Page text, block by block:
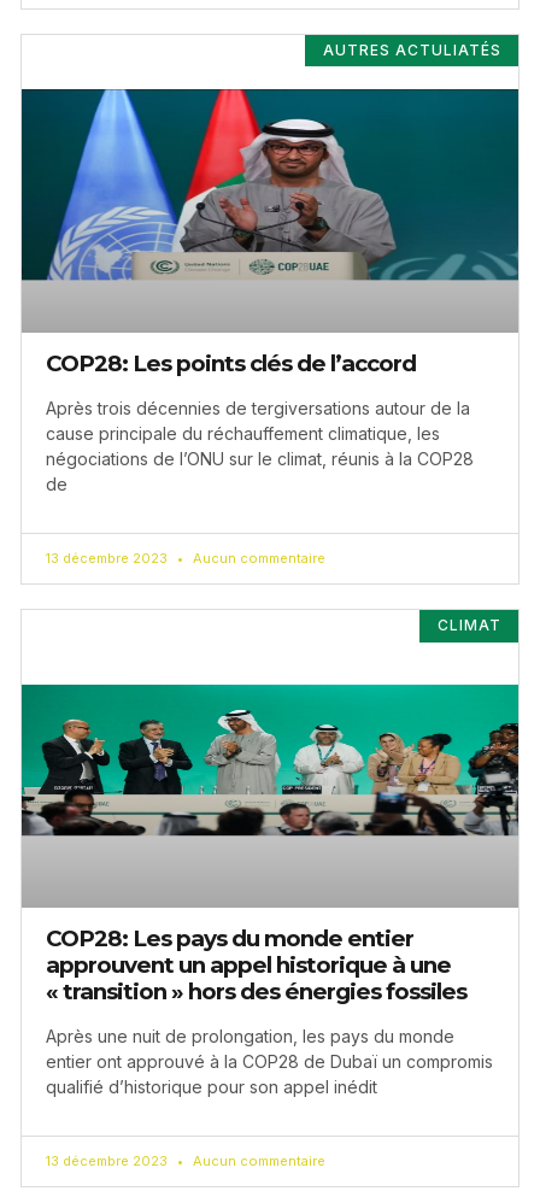
AUTRES ACTULIATÉS
COP28: Les points clés de l’accord
Après trois décennies de tergiversations autour de la
cause principale du réchauffement climatique, les
négociations de l’ONU sur le climat, réunis à la COP28
de
13 décembre 2023 Aucun commentaire
CLIMAT
COP28: Les pays du monde entier
approuvent un appel historique à une
« transition » hors des énergies fossiles
Après une nuit de prolongation, les pays du monde
entier ont approuvé à la COP28 de Dubaï un compromis
qualifié d’historique pour son appel inédit
13 décembre 2023 Aucun commentaire